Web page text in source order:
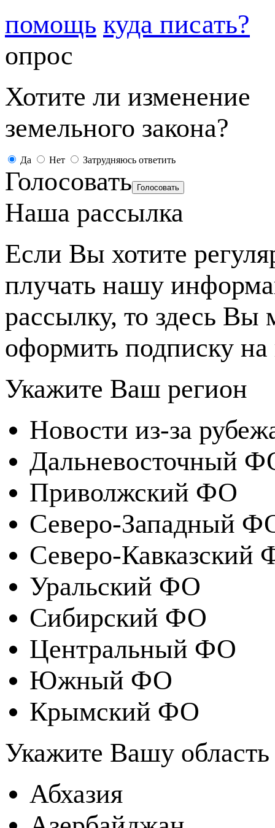
помощь куда писать?
опрос
Хотите ли изменение
земельного закона?
Да Нет Затрудняюсь ответить
Голосовать
Наша рассылка
Если Вы хотите
плучать нашу
рассылку, то здесь Вы
оформить подписку на
Укажите Ваш регион
Новости из-за
Дальневосточный
Приволжский ФО
Северо-Западный
Северо-Кавказский
Уральский ФО
Сибирский ФО
Центральный ФО
Южный ФО
Крымский ФО
Укажите Вашу область
Абхазия